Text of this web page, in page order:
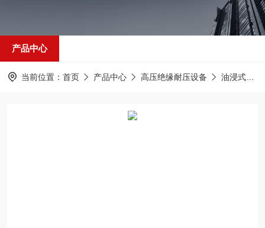
产品中心
当前位置： 首页 产品中心 高压绝缘耐压设备 油浸式试验变压器